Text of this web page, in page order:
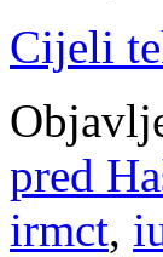
Cijeli
pred
irmct,